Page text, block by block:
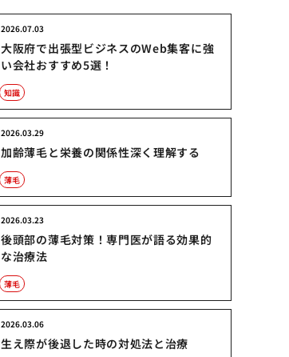
大阪府で出張型ビジネスのWeb集客に強
い会社おすすめ5選！
2026.07.03
知識
加齢薄毛と栄養の関係性深く理解する
2026.03.29
薄毛
後頭部の薄毛対策！専門医が語る効果的
な治療法
2026.03.23
薄毛
生え際が後退した時の対処法と治療
2026.03.06